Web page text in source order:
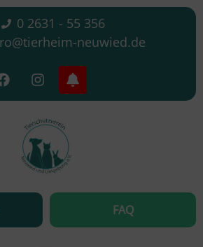
0 2631 - 55 356
neuwied.de
FAQ